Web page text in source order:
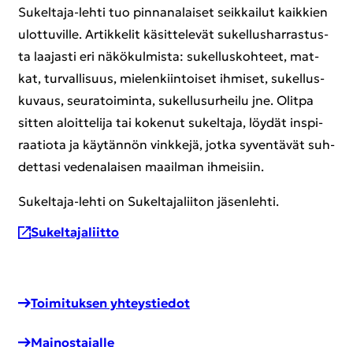
Sukeltaja-​lehti tuo pin­na­na­lai­set seik­kai­lut kaik­kien
ulot­tu­vil­le. Ar­tik­ke­lit kä­sit­te­le­vät su­kel­lus­har­ras­tus­
ta laa­jas­ti eri nä­kö­kul­mis­ta: su­kel­lus­koh­teet, mat­
kat, tur­val­li­suus, mie­len­kiin­toi­set ih­mi­set, su­kel­lus­
ku­vaus, seu­ra­toi­min­ta, su­kel­lusur­hei­lu jne. Olit­pa
sit­ten aloit­te­li­ja tai ko­ke­nut su­kel­ta­ja, löy­dät ins­pi­
raa­tio­ta ja käy­tän­nön vink­ke­jä, jotka sy­ven­tä­vät suh­
det­ta­si ve­de­na­lai­sen maa­il­man ih­mei­siin.
Sukeltaja-​lehti on Su­kel­ta­ja­lii­ton jä­sen­leh­ti.
Su­kel­ta­ja­liit­to
Toi­mi­tuk­sen yh­teys­tie­dot
Mai­nos­ta­jal­le